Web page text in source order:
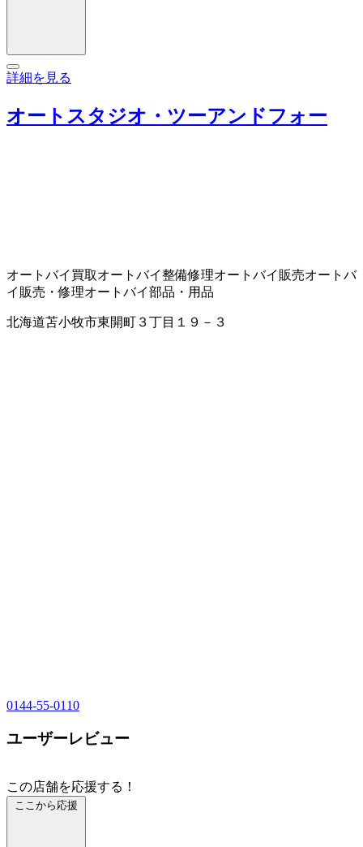
詳細を見る
オートスタジオ・ツーアンドフォー
オートバイ買取オートバイ整備修理オートバイ販売オートバ
イ販売・修理オートバイ部品・用品
北海道苫小牧市東開町３丁目１９－３
0144-55-0110
ユーザーレビュー
この店舗を応援する！
ここから応援